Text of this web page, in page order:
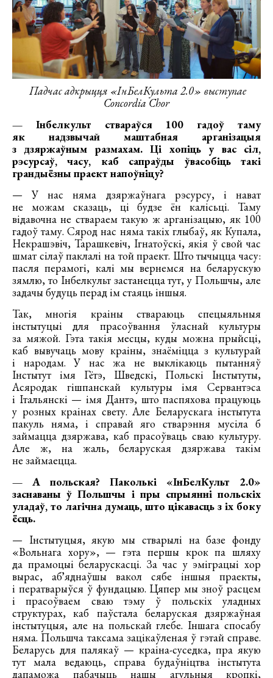
Падчас адкрыцця «ІнБелКульта 2.0» выступае
Concordia Chor
— Інбелкульт ствараўся 100 гадоў таму
як надзвычай маштабная арганізацыя
з дзяржаўным размахам. Ці хопіць у вас сіл,
рэсурсаў, часу, каб сапраўды ўвасобіць такі
грандыёзны праект напоўніцу?
— У нас няма дзяржаўнага рэсурсу, і нават
не можам сказаць, ці будзе ён калісьці. Таму
відавочна не ствараем такую ж арганізацыю, як 100
гадоў таму. Сярод нас няма такіх глыбаў, як Купала,
Некрашэвіч, Тарашкевіч, Ігнатоўскі, якія ў свой час
шмат сілаў паклалі на той праект. Што тычыцца часу:
пасля перамогі, калі мы вернемся на беларускую
зямлю, то Інбелкульт застанецца тут, у Польшчы, але
задачы будуць перад ім стаяць іншыя.
Так, многія краіны ствараюць спецыяльныя
інстытуцыі для прасоўвання ўласнай культуры
за мяжой. Гэта такія месцы, куды можна прыйсці,
каб вывучаць мову краіны, знаёміцца з культурай
і народам. У нас жа не выклікаюць пытанняў
Інстытут імя Гётэ, Шведскі, Польскі Інстытуты,
Асяродак гішпанскай культуры імя Сервантэса
і Італьянскі — імя Дантэ, што паспяхова працуюць
у розных краінах свету. Але Беларускага інстытута
пакуль няма, і справай яго стварэння мусіла б
займацца дзяржава, каб прасоўваць сваю культуру.
Але ж, на жаль, беларуская дзяржава такім
не займаецца.
— А польская? Паколькі «ІнБелКульт 2.0»
заснаваны ў Польшчы і пры спрыянні польскіх
уладаў, то лагічна думаць, што цікавасць з іх боку
ёсць.
— Інстытуцыя, якую мы стварылі на базе фонду
«Вольнага хору», — гэта першы крок па шляху
да прамоцыі беларускасці. За час у эміграцыі хор
вырас, абʼяднаўшы вакол сябе іншыя праекты,
і ператварыўся ў фундацыю. Цяпер мы зноў расцем
і прасоўваем сваю тэму ў польскіх уладных
структурах, каб паўстала беларуская дзяржаўная
інстытуцыя, але на польскай глебе. Іншага спосабу
няма. Польшча таксама зацікаўленая ў гэтай справе.
Беларусь для палякаў — краіна-суседка, пра якую
тут мала ведаюць, справа будаўніцтва інстытута
дапаможа пабачыць нашы агульныя кропкі,